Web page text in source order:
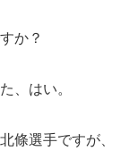
か？
、はい。
條選手ですが、